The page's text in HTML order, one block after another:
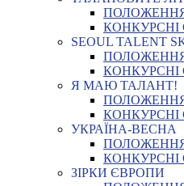
КОНКУРСНІ
SEOUL TALENT
КОНКУРСНІ
Я МАЮ ТАЛАНТ!
КОНКУРСНІ
УКРАЇНА-ВЕСНА
КОНКУРСНІ
ЗІРКИ ЄВРОПИ